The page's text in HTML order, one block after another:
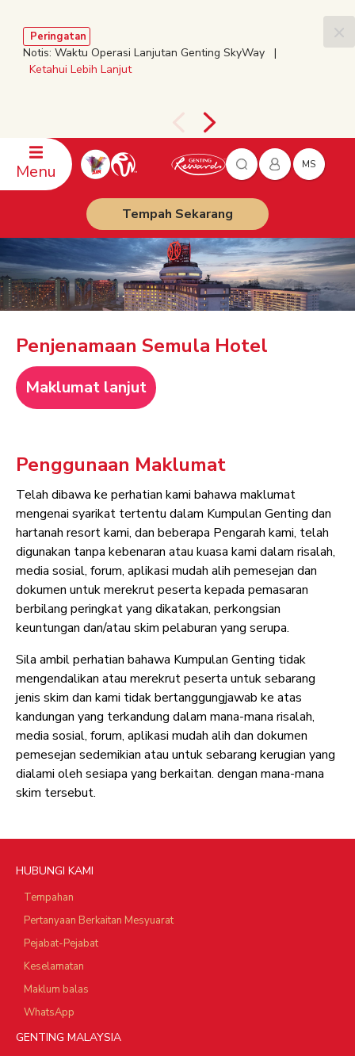
Peringatan
Notis: Waktu Operasi Lanjutan Genting SkyWay |
Ketahui Lebih Lanjut
Menu MS
Tempah Sekarang
Penjenamaan Semula Hotel
Maklumat lanjut
Penggunaan Maklumat
Telah dibawa ke perhatian kami bahawa maklumat
mengenai syarikat tertentu dalam Kumpulan Genting dan
hartanah resort kami, dan beberapa Pengarah kami, telah
digunakan tanpa kebenaran atau kuasa kami dalam risalah,
media sosial, forum, aplikasi mudah alih pemesejan dan
dokumen untuk merekrut peserta kepada pemasaran
berbilang peringkat yang dikatakan, perkongsian
keuntungan dan/atau skim pelaburan yang serupa.
Sila ambil perhatian bahawa Kumpulan Genting tidak
mengendalikan atau merekrut peserta untuk sebarang
jenis skim dan kami tidak bertanggungjawab ke atas
kandungan yang terkandung dalam mana-mana risalah,
media sosial, forum, aplikasi mudah alih dan dokumen
pemesejan sedemikian atau untuk sebarang kerugian yang
dialami oleh sesiapa yang berkaitan. dengan mana-mana
skim tersebut.
HUBUNGI KAMI
Tempahan
Pertanyaan Berkaitan Mesyuarat
Pejabat-Pejabat
Keselamatan
Maklum balas
WhatsApp
GENTING MALAYSIA